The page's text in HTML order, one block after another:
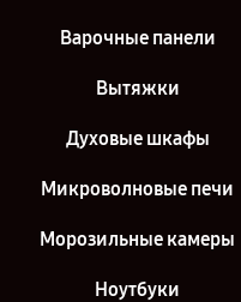
Варочные панели
Вытяжки
Духовые шкафы
Микроволновые печи
Морозильные камеры
Ноутбуки